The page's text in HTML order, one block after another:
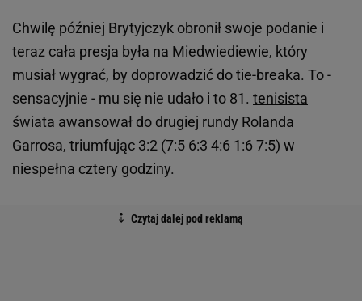
Chwilę później Brytyjczyk obronił swoje podanie i
teraz cała presja była na Miedwiediewie, który
musiał wygrać, by doprowadzić do tie-breaka. To -
sensacyjnie - mu się nie udało i to 81. tenisista
świata awansował do drugiej rundy Rolanda
Garrosa, triumfując 3:2 (7:5 6:3 4:6 1:6 7:5) w
niespełna cztery godziny.